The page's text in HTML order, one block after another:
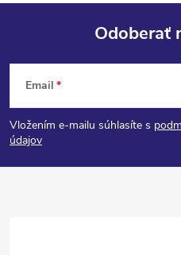
Z
á
p
Odoberať
Email
Vložením e-mailu súhlasíte s
údajov